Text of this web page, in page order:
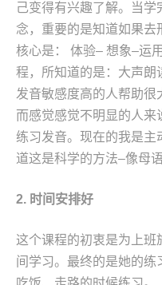
己变得有兴趣了解。当
念，重要的是知道如果去
核心是： 体验– 想象–运
程，所知道的是：大声朗
发音敏感度高的人帮助很
而感觉感觉不明显的人来
练习发音。现在的我是主
道这是科学的方法–像母
2. 时间安排好
这个课程的初衷是为上班
间学习。最终的是她的练